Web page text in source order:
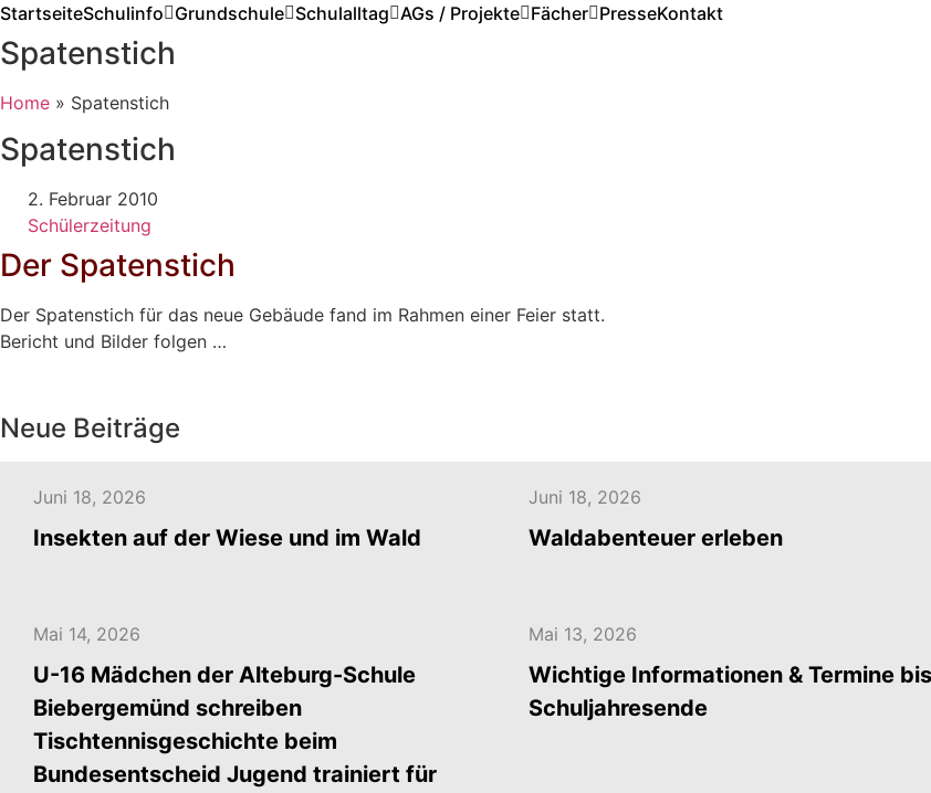
Zum
Inhalt
wechseln
StartseiteSchulinfo Grundschule Schulalltag AGs / Projekte Fächer PresseKontakt
Spatenstich
Home » Spatenstich
Spatenstich
2. Februar 2010
Schülerzeitung
Der Spatenstich
Der Spatenstich für das neue Gebäude fand im Rahmen einer Feier statt.
Bericht und Bilder folgen …
Neue Beiträge
Juni 18, 2026
Insekten auf der Wiese und im Wald
Juni 18, 2026
Waldabenteuer erleben
Mai 14, 2026
U-16 Mädchen der Alteburg-Schule
Biebergemünd schreiben
Tischtennisgeschichte beim
Bundesentscheid Jugend trainiert für
Mai 13, 2026
Wichtige Informationen & Termine bis
Schuljahresende